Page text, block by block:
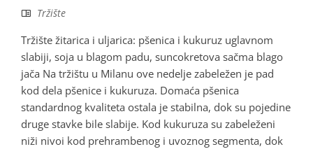
Tržište
Tržište žitarica i uljarica: pšenica i kukuruz uglavnom
slabiji, soja u blagom padu, suncokretova sačma blago
jača Na tržištu u Milanu ove nedelje zabeležen je pad
kod dela pšenice i kukuruza. Domaća pšenica
standardnog kvaliteta ostala je stabilna, dok su pojedine
druge stavke bile slabije. Kod kukuruza su zabeleženi
niži nivoi kod prehrambenog i uvoznog segmenta, dok